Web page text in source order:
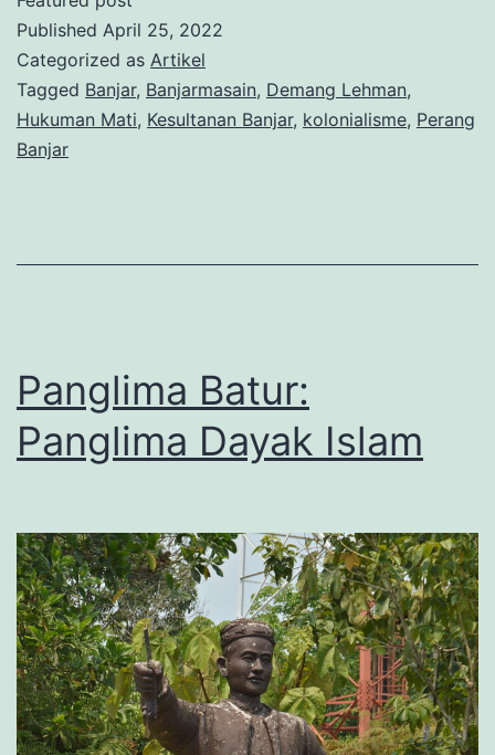
Published April 25, 2022
Categorized as Artikel
Tagged Banjar, Banjarmasain, Demang Lehman,
Hukuman Mati, Kesultanan Banjar, kolonialisme, Perang
Banjar
Panglima Batur:
Panglima Dayak Islam